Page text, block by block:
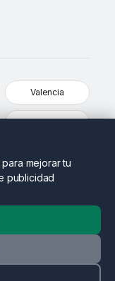
Valencia
Alicante
opciones en tu
derechos
mejorar tu
publicidad